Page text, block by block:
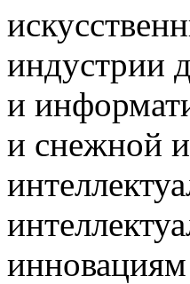
индустрии
и
и снежной